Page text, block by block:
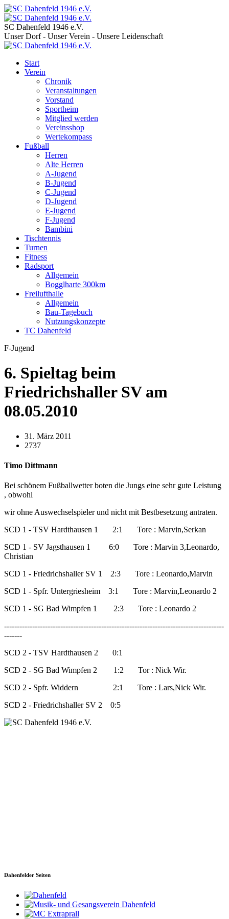
SC Dahenfeld 1946 e.V.
Unser Dorf - Unser Verein - Unsere Leidenschaft
Start
Verein
Chronik
Veranstaltungen
Vorstand
Sportheim
Mitglied werden
Vereinsshop
Wertekompass
Fußball
Herren
Alte Herren
A-Jugend
B-Jugend
C-Jugend
D-Jugend
E-Jugend
F-Jugend
Bambini
Tischtennis
Turnen
Fitness
Radsport
Allgemein
Bogglharte 300km
Freilufthalle
Allgemein
Bau-Tagebuch
Nutzungskonzepte
TC Dahenfeld
F-Jugend
6. Spieltag beim
Friedrichshaller SV am
08.05.2010
31. März 2011
2737
Timo Dittmann
Bei schönem Fußballwetter boten die Jungs eine sehr gute Leistung
, obwohl
wir ohne Auswechselspieler und nicht mit Bestbesetzung antraten.
SCD 1 - TSV Hardthausen 1 2:1 Tore : Marvin,Serkan
SCD 1 - SV Jagsthausen 1 6:0 Tore : Marvin 3,Leonardo,
Christian
SCD 1 - Friedrichshaller SV 1 2:3 Tore : Leonardo,Marvin
SCD 1 - Spfr. Untergriesheim 3:1 Tore : Marvin,Leonardo 2
SCD 1 - SG Bad Wimpfen 1 2:3 Tore : Leonardo 2
--------------------------------------------------------------------------------------
-------
SCD 2 - TSV Hardthausen 2 0:1
SCD 2 - SG Bad Wimpfen 2 1:2 Tor : Nick Wir.
SCD 2 - Spfr. Widdern 2:1 Tore : Lars,Nick Wir.
SCD 2 - Friedrichshaller SV 2 0:5
Dahenfelder Seiten